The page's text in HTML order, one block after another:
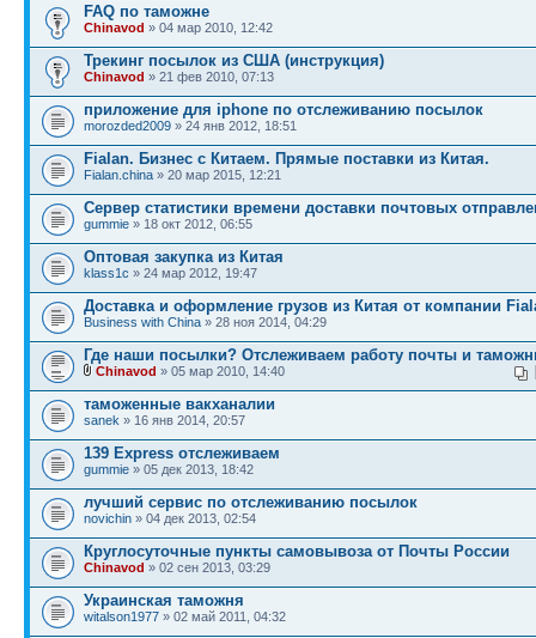
FAQ по таможне
Chinavod » 04 мар 2010, 12:42
Трекинг посылок из США (инструкция)
Chinavod » 21 фев 2010, 07:13
приложение для iphone по отслеживанию посылок
morozded2009 » 24 янв 2012, 18:51
Fialan. Бизнес с Китаем. Прямые поставки из Китая.
Fialan.china » 20 мар 2015, 12:21
Сервер статистики времени доставки почтовых
gummie » 18 окт 2012, 06:55
Оптовая закупка из Китая
klass1c » 24 мар 2012, 19:47
Доставка и оформление грузов из Китая от компании
Business with China » 28 ноя 2014, 04:29
Где наши посылки? Отслеживаем работу почты и
Chinavod » 05 мар 2010, 14:40
таможенные вакханалии
sanek » 16 янв 2014, 20:57
139 Express отслеживаем
gummie » 05 дек 2013, 18:42
лучший сервис по отслеживанию посылок
novichin » 04 дек 2013, 02:54
Круглосуточные пункты самовывоза от Почты России
Chinavod » 02 сен 2013, 03:29
Украинская таможня
witalson1977 » 02 май 2011, 04:32